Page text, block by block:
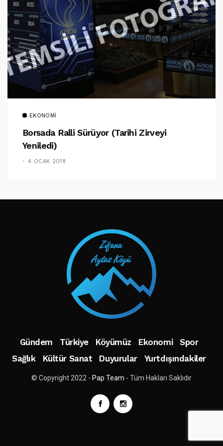
EKONOMI
Borsada Ralli Sürüyor (Tarihi Zirveyi
Yeniledi)
4 OCAK 2018
TAKIP ET
Gündem Türkiye Köyümüz Ekonomi
Spor
Sağlık
Kültür Sanat Duyurular Yurtdışındakiler
© Copyright 2022 - Pap Team - Tüm Hakları Saklıdır